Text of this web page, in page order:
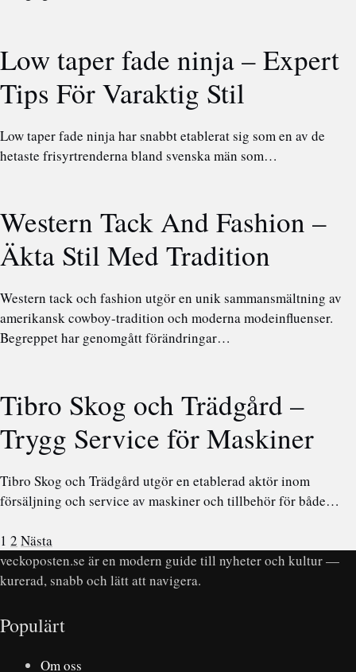
Low taper fade ninja – Expert
Tips För Varaktig Stil
Low taper fade ninja har snabbt etablerat sig som en av de
hetaste frisyrtrenderna bland svenska män som…
Western Tack And Fashion –
Äkta Stil Med Tradition
Western tack och fashion utgör en unik sammansmältning av
amerikansk cowboy-tradition och moderna modeinfluenser.
Begreppet har genomgått förändringar…
Tibro Skog och Trädgård –
Trygg Service för Maskiner
Tibro Skog och Trädgård utgör en etablerad aktör inom
försäljning och service av maskiner och tillbehör för både…
1 2 Nästa
veckoposten.se är en modern guide till nyheter och kultur —
kurerad, snabb och lätt att navigera.
Populärt
Om oss